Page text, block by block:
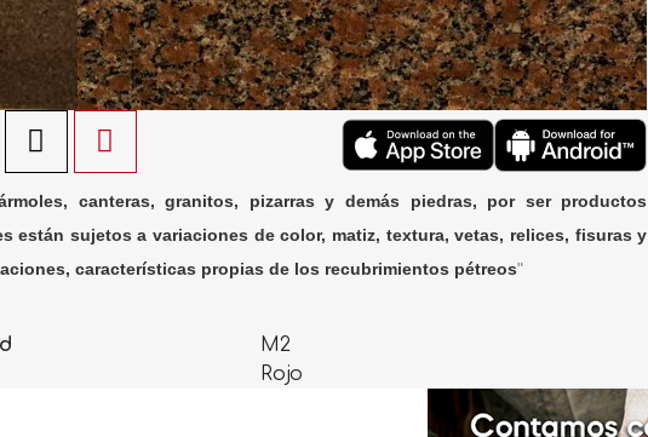
canteras, granitos, pizarras y demás piedras, por ser productos
están sujetos a variaciones de color, matiz, textura, vetas, relices, fisuras y
características propias de los recubrimientos pétreos"
M2
Rojo